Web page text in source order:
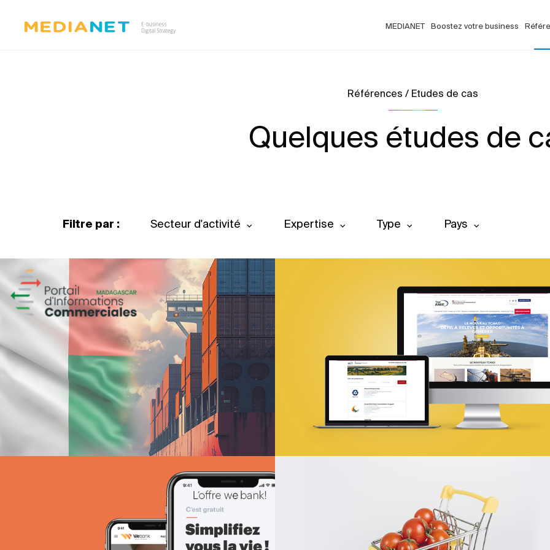
MEDIANET Boostez votre business
Références / Etudes de cas
Quelques études de
Filtre par : Secteur d'activité Expertise Type Pays
ANIE TCHAD
UX/UI design
Plateformes digitales
Web, Intranet et Extranet
18ÈME SOMMET DE LA
Infogérance et Hosting
Web, Intranet et Extranet
Plateformes digitales
Activation digitale & média
Web, Intranet et Extranet